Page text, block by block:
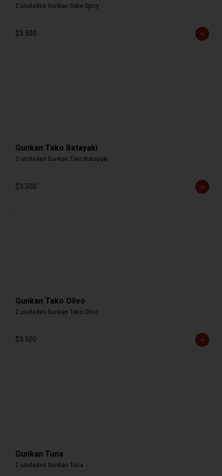
2 unidades Gunkan Sake Spicy
$3.500
Gunkan Tako Batayaki
2 unidades Gunkan Tako Batayaki
$3.500
Gunkan Tako Olivo
2 unidades Gunkan Tako Olivo
$3.500
Gunkan Tuna
2 unidades Gunkan Tuna